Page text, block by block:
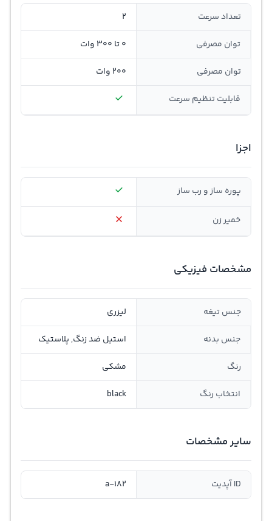
تعداد سرعت 2
توان مصرفی 0 تا 300 وات
توان مصرفی 200 وات
قابلیت تنظيم سرعت
اجزا
پوره ساز و رب ساز
خمیر زن
مشخصات فیزیکی
جنس تیغه لیزری
جنس بدنه استیل ضد زنگ, پلاستیک
رنگ مشکی
انتخاب رنگ black
سایر مشخصات
ID آپدیت a-182